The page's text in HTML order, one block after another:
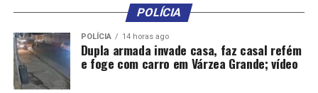
Comentários
POLÍCIA
POLÍCIA 14 horas ago
Dupla armada invade casa, faz casal refém
e foge com carro em Várzea Grande; vídeo